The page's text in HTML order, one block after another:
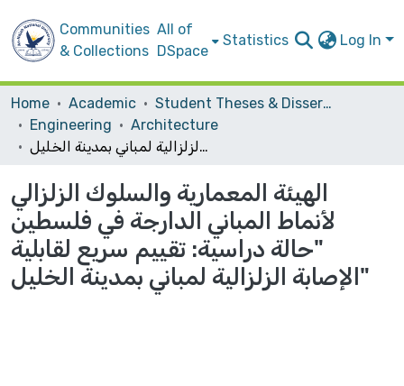
Communities
& Collections
All of
DSpace
Statistics Log In
Home Academic
Student Theses & Dissertations
Engineering
Architecture
الهيئة المعمارية والسلوك الزلزالي لأنماط المباني الدارجة في فلسطين "حالة دراسية: تقييم سريع لقابلية الإصابة الزلزالية لمباني بمدينة الخليل"
الهيئة المعمارية والسلوك الزلزالي
لأنماط المباني الدارجة في فلسطين
"حالة دراسية: تقييم سريع لقابلية
الإصابة الزلزالية لمباني بمدينة الخليل"